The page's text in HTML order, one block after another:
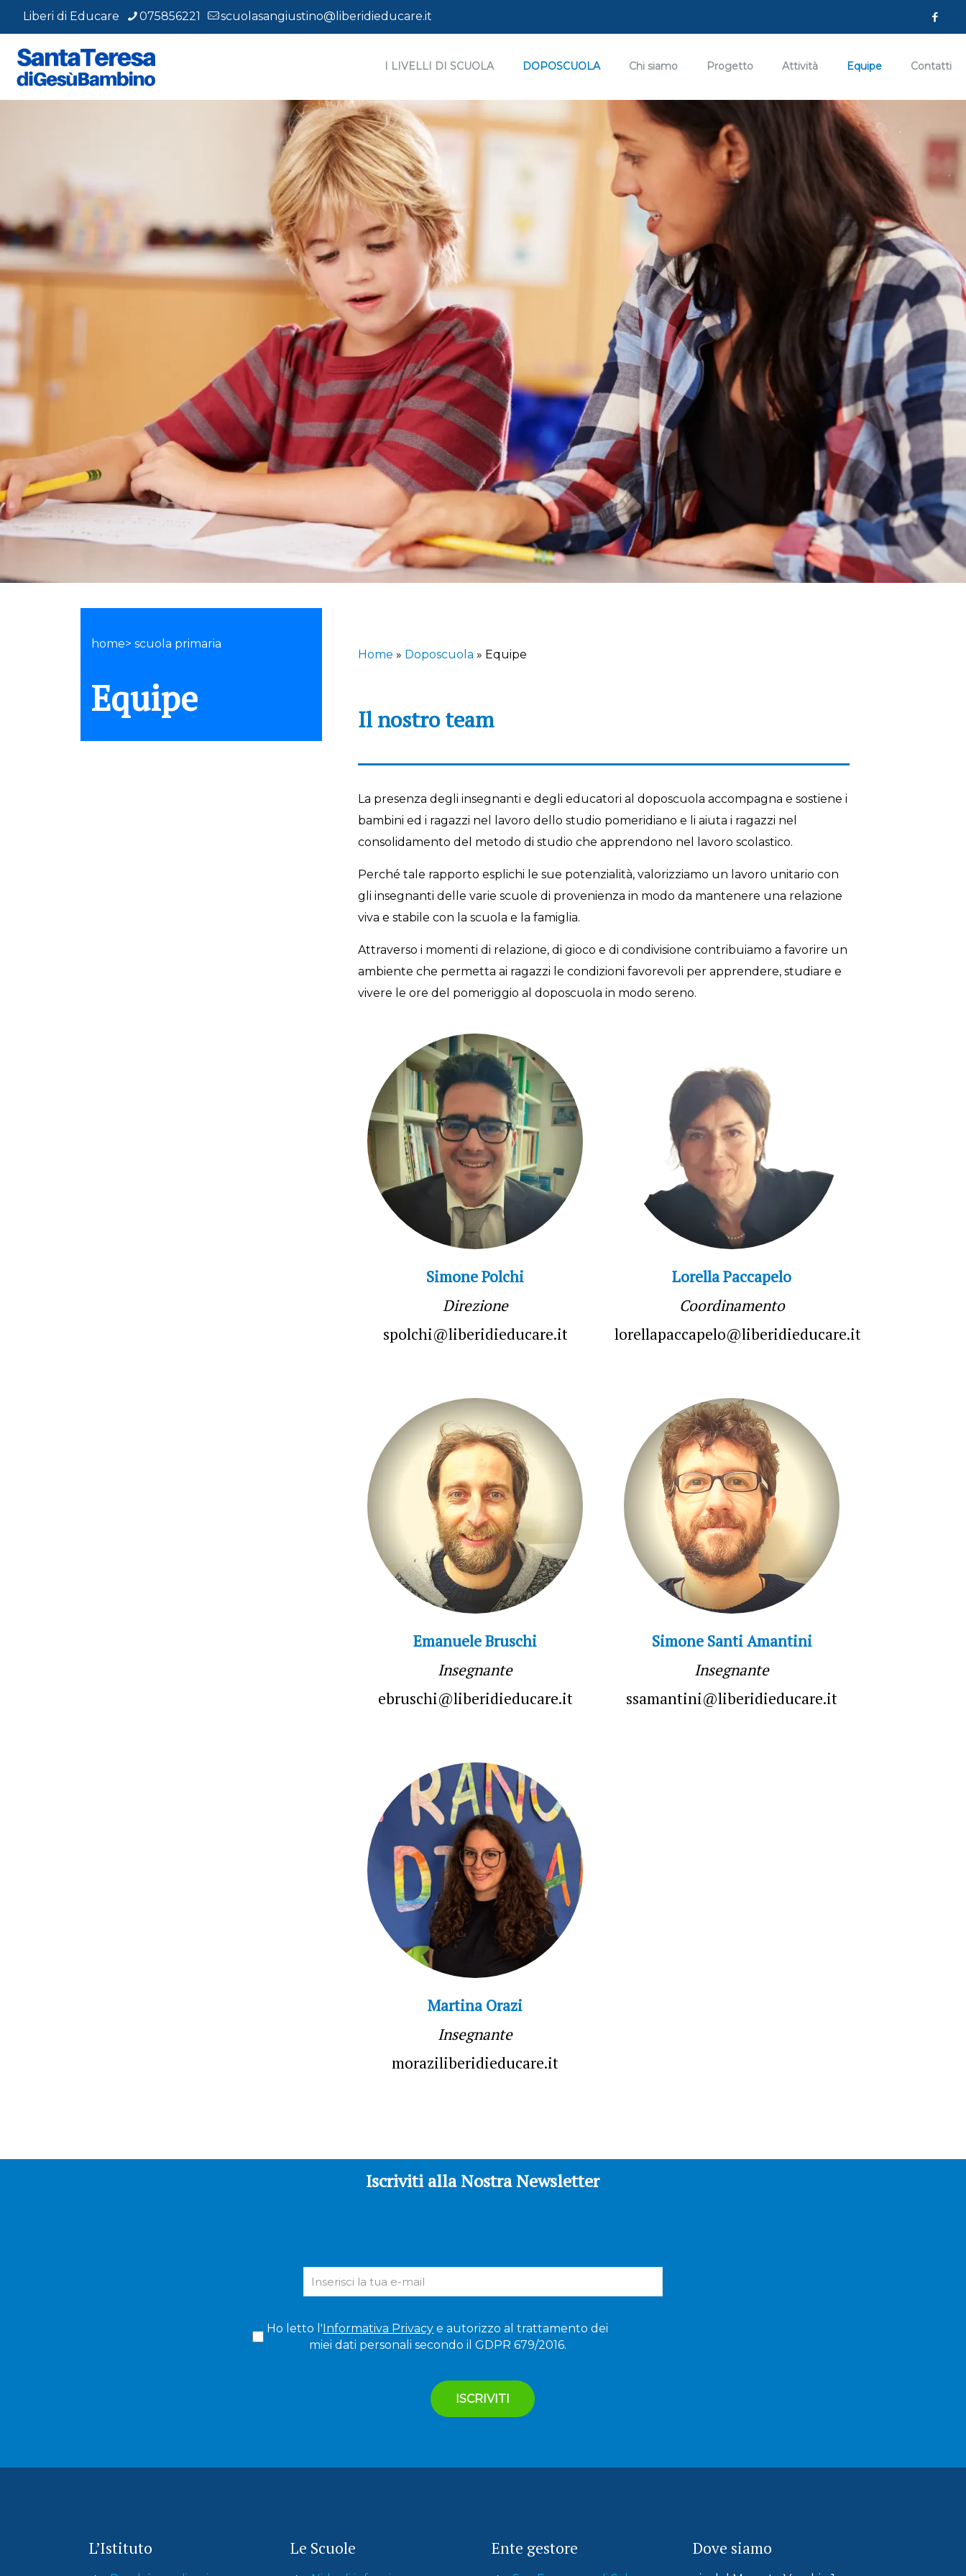
Liberi di Educare 075856221 scuolasangiustino@liberidieducare.it
I LIVELLI DI SCUOLA DOPOSCUOLA Chi siamo Progetto Attività Equipe Contatti
home> scuola primaria
Equipe
Home » Doposcuola » Equipe
Il nostro team
La presenza degli insegnanti e degli educatori al doposcuola accompagna e sostiene i
bambini ed i ragazzi nel lavoro dello studio pomeridiano e li aiuta i ragazzi nel
consolidamento del metodo di studio che apprendono nel lavoro scolastico.
Perché tale rapporto esplichi le sue potenzialità, valorizziamo un lavoro unitario con
gli insegnanti delle varie scuole di provenienza in modo da mantenere una relazione
viva e stabile con la scuola e la famiglia.
Attraverso i momenti di relazione, di gioco e di condivisione contribuiamo a favorire un
ambiente che permetta ai ragazzi le condizioni favorevoli per apprendere, studiare e
vivere le ore del pomeriggio al doposcuola in modo sereno.
Simone Polchi
Direzione
spolchi@liberidieducare.it
Lorella Paccapelo
Coordinamento
lorellapaccapelo@liberidieducare.it
Emanuele Bruschi
Insegnante
ebruschi@liberidieducare.it
Simone Santi Amantini
Insegnante
ssamantini@liberidieducare.it
Martina Orazi
Insegnante
moraziliberidieducare.it
Iscriviti alla Nostra Newsletter
Ho letto l'Informativa Privacy e autorizzo al trattamento dei
miei dati personali secondo il GDPR 679/2016.
L’Istituto Le Scuole Ente gestore Dove siamo